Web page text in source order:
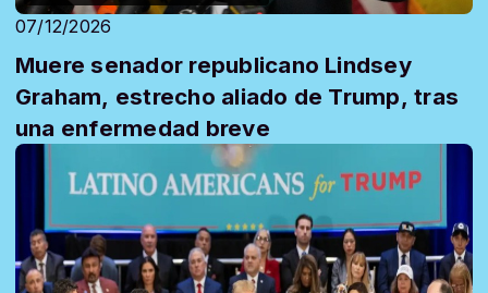
07/12/2026
Muere senador republicano Lindsey
Graham, estrecho aliado de Trump, tras
una enfermedad breve